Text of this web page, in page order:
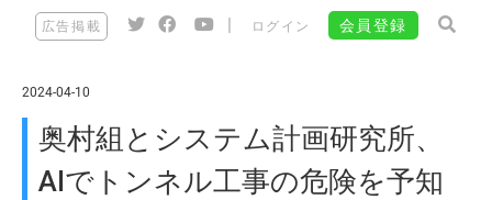
広告掲載 ログイン 会員登録
2024-04-10
奥村組とシステム計画研究所、
AIでトンネル工事の危険を予知